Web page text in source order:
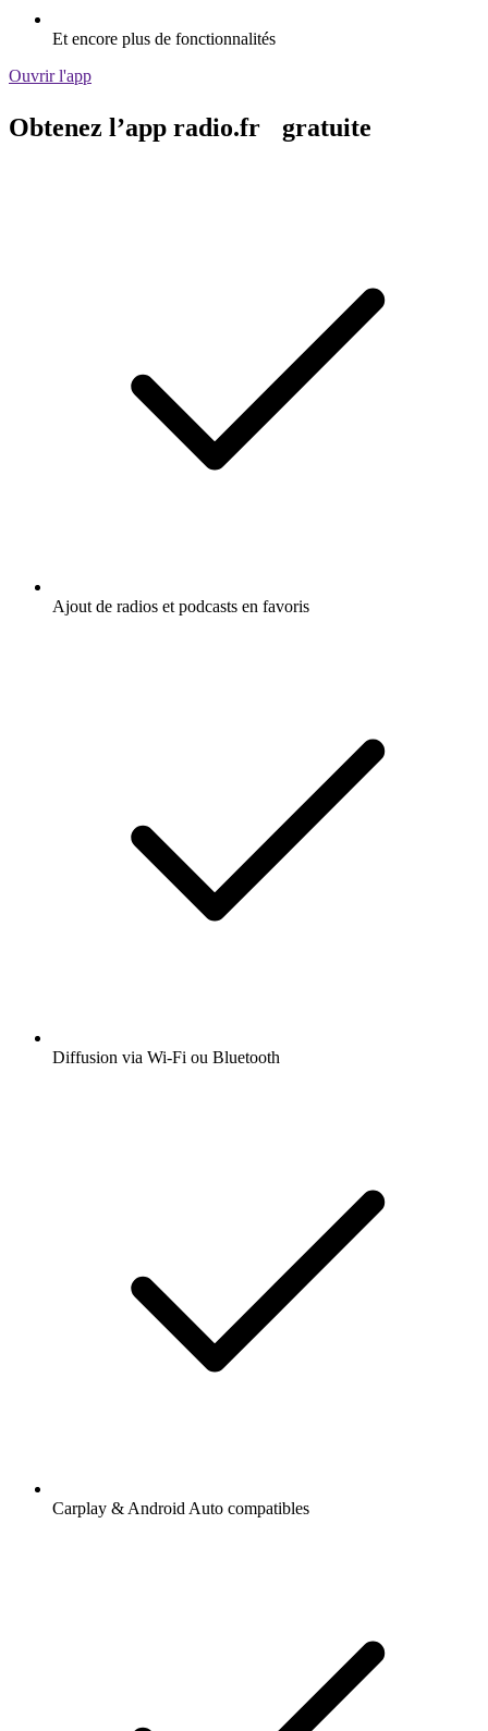
Et encore plus de fonctionnalités
Ouvrir l'app
Obtenez l’app radio.fr gratuite
Ajout de radios et podcasts en favoris
Diffusion via Wi-Fi ou Bluetooth
Carplay & Android Auto compatibles